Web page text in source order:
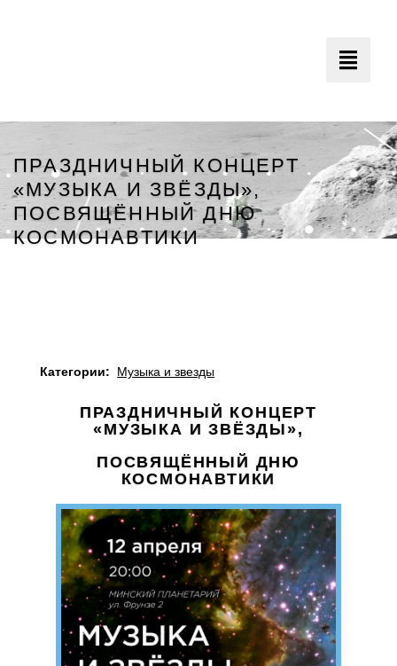
Toggle
ПРАЗДНИЧНЫЙ КОНЦЕРТ
«МУЗЫКА И ЗВЁЗДЫ»,
ПОСВЯЩЁННЫЙ ДНЮ
КОСМОНАВТИКИ
Категории: Музыка и звезды
ПРАЗДНИЧНЫЙ КОНЦЕРТ
«МУЗЫКА И ЗВЁЗДЫ»,
ПОСВЯЩЁННЫЙ ДНЮ
КОСМОНАВТИКИ